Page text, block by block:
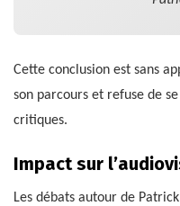
Cette conclusion est sans
son parcours et refuse de
critiques.
Impact sur
Les débats autour de